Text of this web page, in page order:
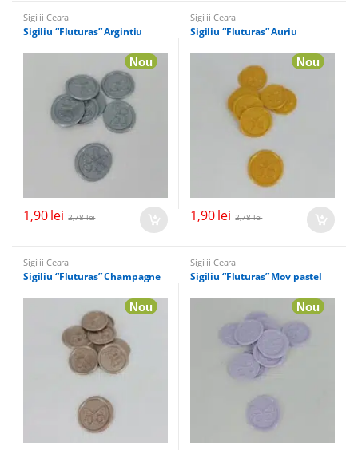
Sigilii Ceara
Sigiliu “Fluturas” Argintiu
Nou
1,90lei 2,78lei
Sigilii Ceara
Sigiliu “Fluturas” Auriu
Nou
1,90lei 2,78lei
Sigilii Ceara
Sigiliu “Fluturas” Champagne
Nou
Sigilii Ceara
Sigiliu “Fluturas” Mov pastel
Nou